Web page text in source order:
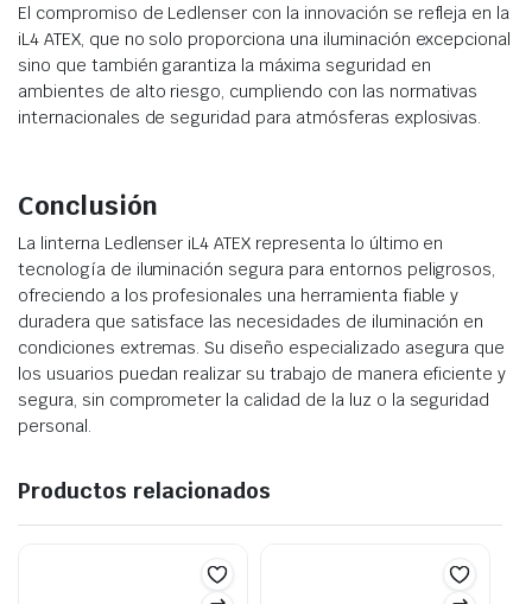
El compromiso de Ledlenser con la innovación se refleja en la
iL4 ATEX, que no solo proporciona una iluminación excepcional
sino que también garantiza la máxima seguridad en
ambientes de alto riesgo, cumpliendo con las normativas
internacionales de seguridad para atmósferas explosivas.
Conclusión
La linterna Ledlenser iL4 ATEX representa lo último en
tecnología de iluminación segura para entornos peligrosos,
ofreciendo a los profesionales una herramienta fiable y
duradera que satisface las necesidades de iluminación en
condiciones extremas. Su diseño especializado asegura que
los usuarios puedan realizar su trabajo de manera eficiente y
segura, sin comprometer la calidad de la luz o la seguridad
personal.
Productos relacionados